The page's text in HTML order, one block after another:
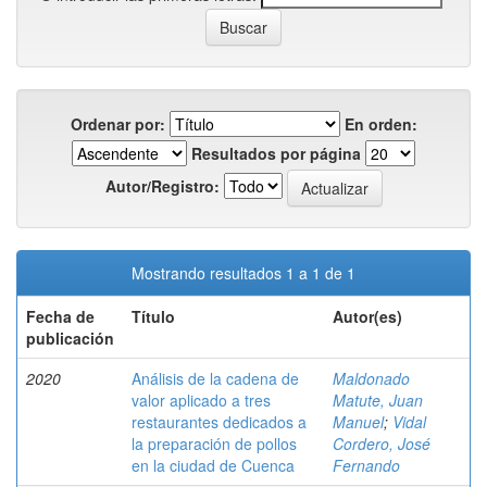
Ordenar por:
En orden:
Resultados por página
Autor/Registro:
Mostrando resultados 1 a 1 de 1
Fecha de
publicación
Título Autor(es)
2020
Análisis de la cadena de
valor aplicado a tres
restaurantes dedicados a
la preparación de pollos
en la ciudad de Cuenca
Maldonado
Matute, Juan
Manuel; Vidal
Cordero, José
Fernando